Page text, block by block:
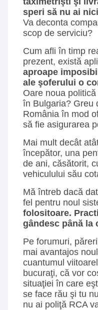
speri să nu ai
Va deconta
scop de serviciu?
Cum afli în timp
prezent, există
aproape
ale şoferului o
Oare noua
în Bulgaria? Greu
România în mod
să fie asigurarea
Mai mult decât
începător, una
de ani, căsătorit,
vehiculului său
Mă întreb dacă
fel pentru noul
folositoare.
gândesc până la
Pe forumuri,
mai avantajos
cuantumul
bucuraţi, că vor
situaţiei în care
se face rău şi tu
nu ai poliţă RCA